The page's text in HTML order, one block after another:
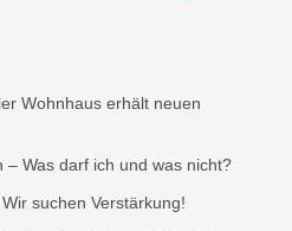
Wohnhaus erhält neuen
– Was darf ich und was nicht?
suchen Verstärkung!